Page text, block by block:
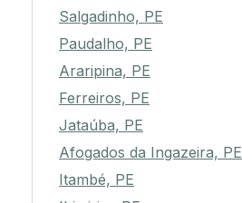
Salgadinho, PE
Paudalho, PE
Araripina, PE
Ferreiros, PE
Jataúba, PE
Afogados da Ingazeira, PE
Itambé, PE